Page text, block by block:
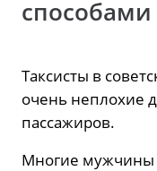
способами
Таксисты в
очень неплохие
пассажиров.
Многие мужчины